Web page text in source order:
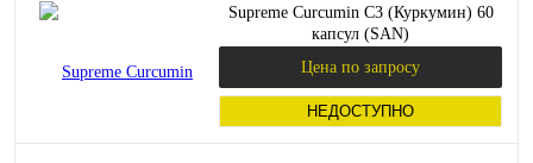
Supreme Curcumin C3 (Куркумин) 60
капсул (SAN)
Цена по запросу
НЕДОСТУПНО